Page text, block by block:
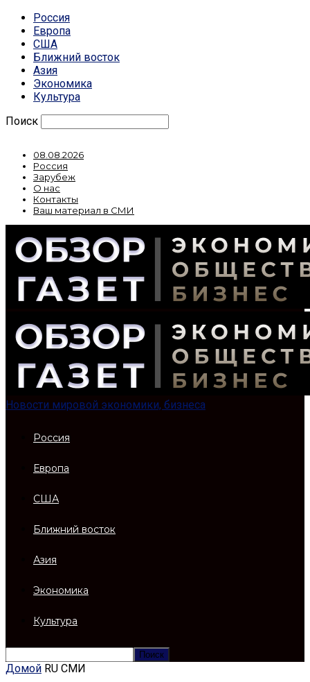
Россия
Европа
США
Ближний восток
Азия
Экономика
Культура
Поиск
08.08.2026
Россия
Зарубеж
О нас
Контакты
Ваш материал в СМИ
Новости мировой экономики, бизнеса
Россия
Европа
США
Ближний восток
Азия
Экономика
Культура
Домой RU СМИ